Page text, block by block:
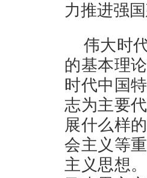
力推进强
伟大时
的基本理
时代中国
志为主要
展什么样
会主义等
主义思想